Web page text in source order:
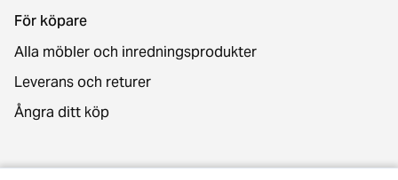
För köpare
Alla möbler och inredningsprodukter
Leverans och returer
Ångra ditt köp